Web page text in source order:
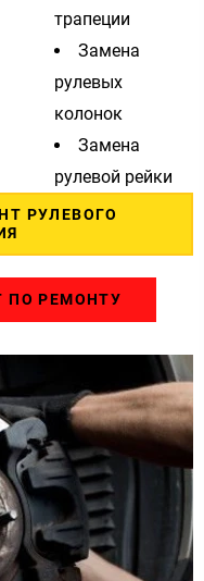
трапеции
Замена
рулевых
колонок
Замена
рулевой рейки
РУЛЕВОГО
РАБОТ ПО РЕМОНТУ